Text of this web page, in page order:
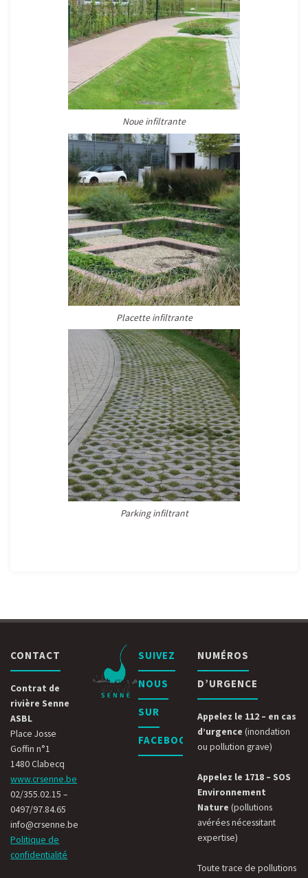
Noue infiltrante
Placette infiltrante
Parking infiltrant
CONTACT
Contrat de
rivière Senne
ASBL
Place Josse
Goffin n°1
1480 Clabecq
www.crsenne.be
02/355.02.15 –
0497/97.84.65
info@crsenne.be
Politique de
confidentialité
SUIVEZ
NOUS
SUR
FACEBOOK
NUMÉROS
D’URGENCE
Appelez le 112 – en cas
d’urgence (inondation
ou pollution grave)
Appelez le 1718 – SOS
Environnement
Nature (pollutions
avérées nécessitant
expertise)
Toute trace de pollutions